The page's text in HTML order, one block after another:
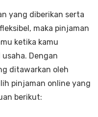
yang diberikan serta
maka pinjaman
ketika kamu
Dengan
ditawarkan oleh
pinjaman online yang
berikut: